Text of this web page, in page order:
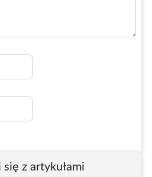
się z artykułami